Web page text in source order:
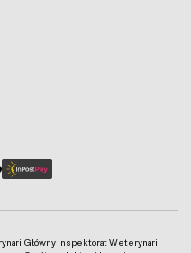
Główny Inspektorat Weterynarii